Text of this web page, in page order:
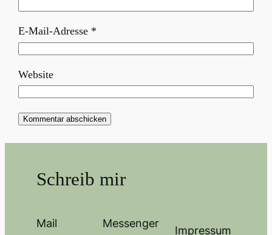
E-Mail-Adresse *
Website
Schreib mir
Mail Messenger
Impressum